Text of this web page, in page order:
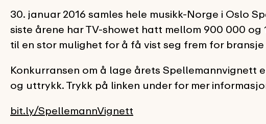
30. januar 2016 samles hele musikk-Norge i Oslo
siste årene har TV-showet hatt mellom 900 000 og
til en stor mulighet for å få vist seg frem for
Konkurransen om å lage årets Spellemannvignett
og uttrykk. Trykk på linken under for mer
bit.ly/SpellemannVignett